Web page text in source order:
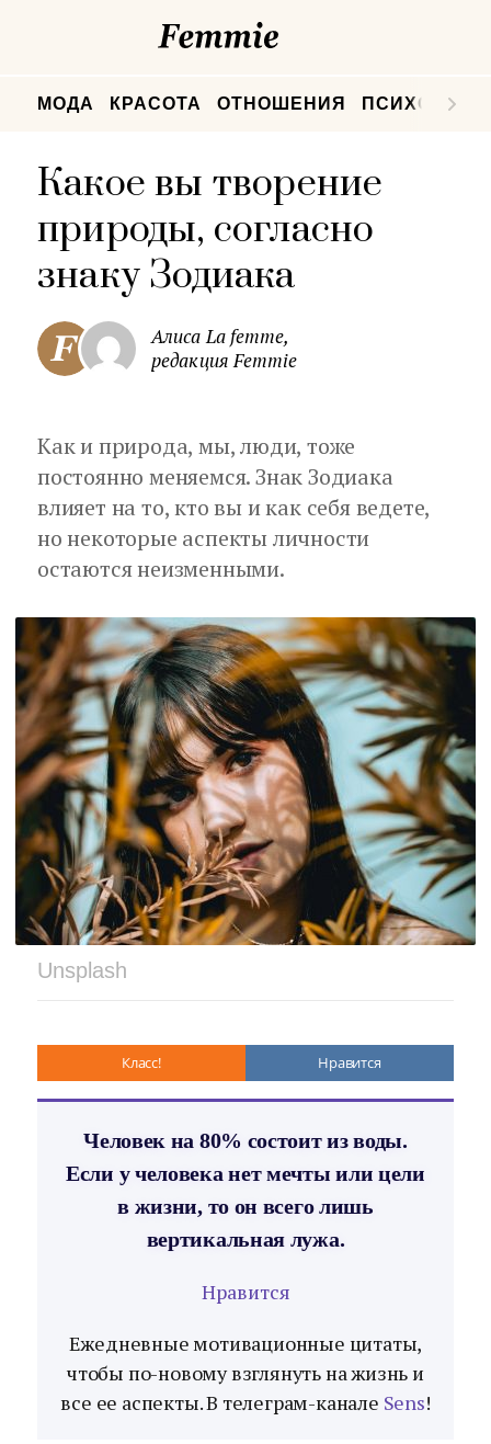
МОДА КРАСОТА ОТНОШЕНИЯ
Какое вы творение
природы, согласно
знаку Зодиака
Алиса La femme,
редакция Femmie
Как и природа, мы, люди, тоже
постоянно меняемся. Знак Зодиака
влияет на то, кто вы и как себя ведете,
но некоторые аспекты личности
остаются неизменными.
Unsplash
Класс! Нравится
Человек на 80% состоит из воды.
Если у человека нет мечты или цели
в жизни, то он всего лишь
вертикальная лужа.
Нравится
Ежедневные мотивационные цитаты,
чтобы по-новому взглянуть на жизнь и
все ее аспекты. В телеграм-канале Sens!